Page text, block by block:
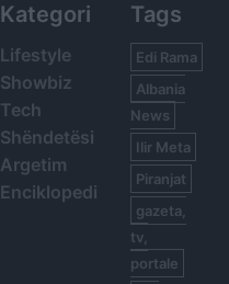
Kategori
Lifestyle
Showbiz
Tech
Shëndetësi
Argetim
Enciklopedi
Tags
Edi Rama
Albania
News
Ilir Meta
Piranjat
gazeta,
tv,
portale